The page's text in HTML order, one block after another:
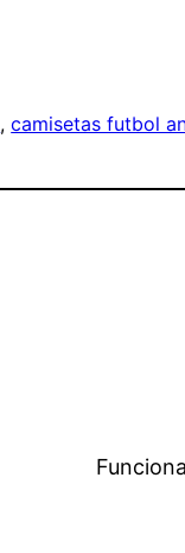
, camisetas futbol